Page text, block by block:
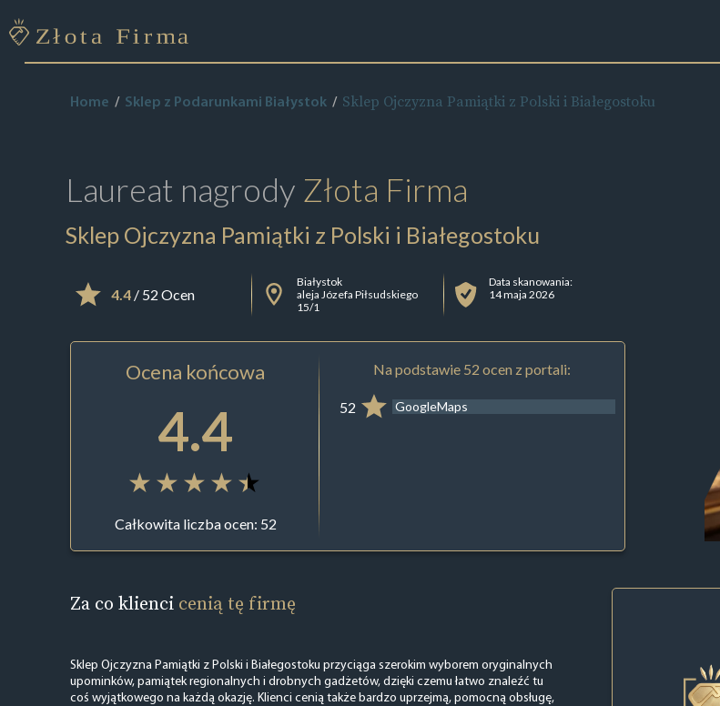
Home Sklep z Podarunkami Białystok Sklep Ojczyzna Pamiątki z Polski i Białegostoku
Laureat nagrody Złota Firma
Sklep Ojczyzna Pamiątki z Polski i Białegostoku
4.4/ 52 Ocen
Białystok
aleja Józefa Piłsudskiego
15/1
Data skanowania:
14 maja 2026
Ocena końcowa
4.4
Całkowita liczba ocen: 52
Na podstawie 52 ocen z portali:
52 GoogleMaps
Za co klienci cenią tę firmę
Sklep Ojczyzna Pamiątki z Polski i Białegostoku przyciąga szerokim wyborem oryginalnych
upominków, pamiątek regionalnych i drobnych gadżetów, dzięki czemu łatwo znaleźć tu
coś wyjątkowego na każdą okazję. Klienci cenią także bardzo uprzejmą, pomocną obsługę,